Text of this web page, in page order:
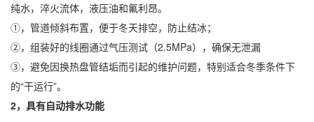
纯水，淬火流体，液压油和氟利昂。
①，管道倾斜布置，便于冬天排空，防止结冰；
②，组装好的线圈通过气压测试（2.5MPa），确保无泄漏
③，避免因换热盘管结垢而引起的维护问题，特别适合冬季条件下
的“干运行”。
2，具有自动排水功能